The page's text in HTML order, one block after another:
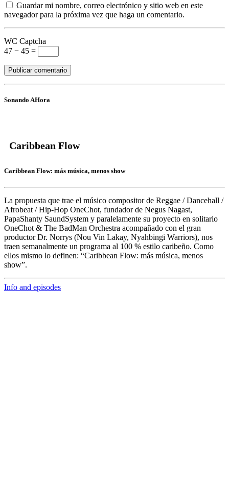
Guardar mi nombre, correo electrónico y sitio web en este
navegador para la próxima vez que haga un comentario.
WC Captcha
47 − 45 =
Sonando AHora
Caribbean Flow
Caribbean Flow: más música, menos show
La propuesta que trae el músico compositor de Reggae / Dancehall /
Afrobeat / Hip-Hop OneChot, fundador de Negus Nagast,
PapaShanty SaundSystem y paralelamente su proyecto en solitario
OneChot & The BadMan Orchestra acompañado con el gran
productorDr. Norrys (Nou Vin Lakay, Nyahbingi Warriors), nos
traen semanalmente un programa al 100 % estilo caribeño. Como
ellos mismo lo definen: “Caribbean Flow: más música, menos
show”.
Info and episodes